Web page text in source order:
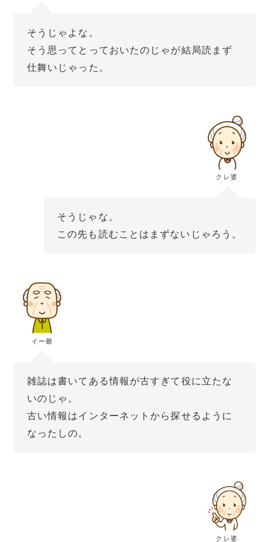
そうじゃよな。
そう思ってとっておいたのじゃが結局読まず
仕舞いじゃった。
クレ婆
そうじゃな。
この先も読むことはまずないじゃろう。
イー爺
雑誌は書いてある情報が古すぎて役に立たな
いのじゃ。
古い情報はインターネットから探せるように
なったしの。
クレ婆